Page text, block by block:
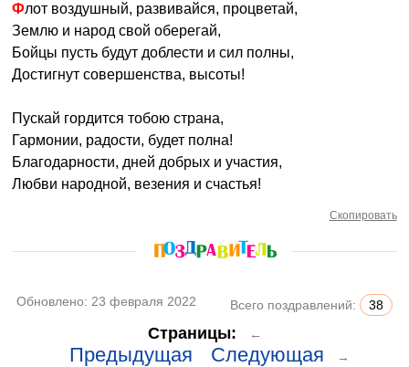
Флот воздушный, развивайся, процветай,
Землю и народ свой оберегай,
Бойцы пусть будут доблести и сил полны,
Достигнут совершенства, высоты!
Пускай гордится тобою страна,
Гармонии, радости, будет полна!
Благодарности, дней добрых и участия,
Любви народной, везения и счастья!
Скопировать
Обновлено: 23 февраля 2022 Всего поздравлений: 38
Страницы: ←
Предыдущая Следующая →